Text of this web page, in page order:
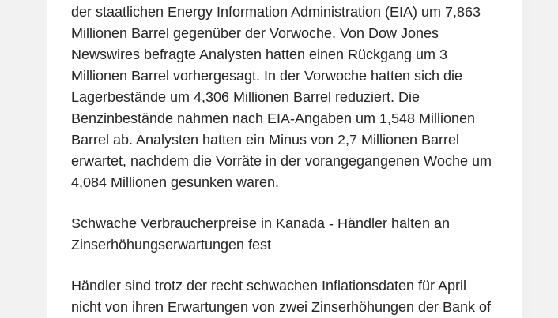
der staatlichen Energy Information Administration (EIA) um 7,863
Millionen Barrel gegenüber der Vorwoche. Von Dow Jones
Newswires befragte Analysten hatten einen Rückgang um 3
Millionen Barrel vorhergesagt. In der Vorwoche hatten sich die
Lagerbestände um 4,306 Millionen Barrel reduziert. Die
Benzinbestände nahmen nach EIA-Angaben um 1,548 Millionen
Barrel ab. Analysten hatten ein Minus von 2,7 Millionen Barrel
erwartet, nachdem die Vorräte in der vorangegangenen Woche um
4,084 Millionen gesunken waren.
Schwache Verbraucherpreise in Kanada - Händler halten an
Zinserhöhungserwartungen fest
Händler sind trotz der recht schwachen Inflationsdaten für April
nicht von ihren Erwartungen von zwei Zinserhöhungen der Bank of